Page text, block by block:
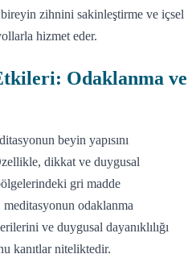
zihnini sakinleştirme ve içsel
hizmet eder.
Odaklanma ve
beyin yapısını
dikkat ve duygusal
gri madde
odaklanma
ve duygusal dayanıklılığı
kanıtlar niteliktedir.